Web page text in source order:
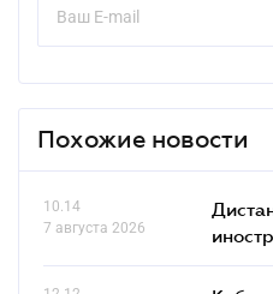
Похожие новости
10.14
7 августа 2026